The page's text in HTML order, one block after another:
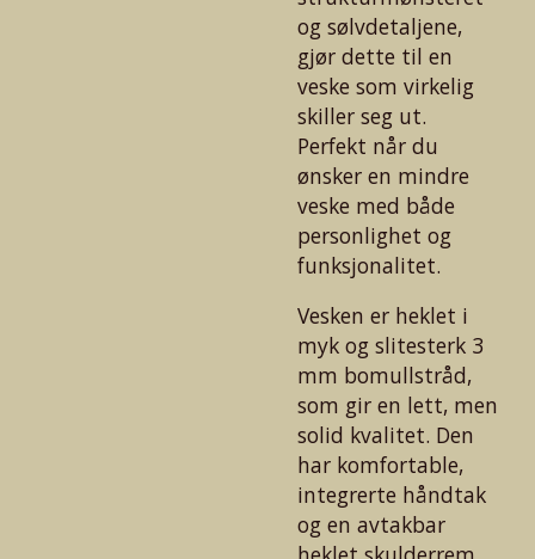
og sølvdetaljene,
gjør dette til en
veske som virkelig
skiller seg ut.
Perfekt når du
ønsker en mindre
veske med både
personlighet og
funksjonalitet.
Vesken er heklet i
myk og slitesterk 3
mm bomullstråd,
som gir en lett, men
solid kvalitet. Den
har komfortable,
integrerte håndtak
og en avtakbar